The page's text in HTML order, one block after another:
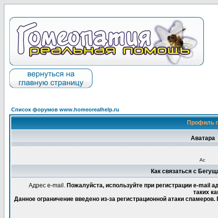
Список форумов www.homeorealhelp.ru
Профиль
Аватара
Ас
Как связаться с
Адрес e-mail. Пожалуйста, используйте при регистрации e-mail
таких
Данное ограничение введено из-за регистрационной атаки